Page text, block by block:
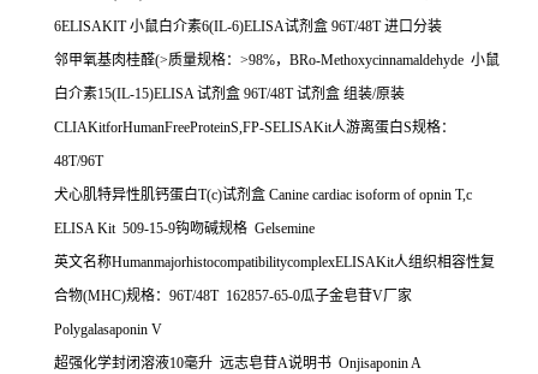
6ELISAKIT小鼠白介素6(IL-6)ELISA试剂盒 96T/48T进口分装
邻甲氧基肉桂醛(>质量规格： >98%， BRo-Methoxycinnamaldehyde 小鼠
白介素15(IL-15)ELISA试剂盒 96T/48T试剂盒 组装/原装
CLIAKitforHumanFreeProteinS,FP-SELISAKit人游离蛋白S规格：
48T/96T
犬心肌特异性肌钙蛋白T(c)试剂盒 Canine cardiac isoform of opnin T,c
ELISA Kit 509-15-9钩吻碱规格 Gelsemine
英文名称HumanmajorhistocompatibilitycomplexELISAKit人组织相容性复
合物(MHC)规格： 96T/48T 162857-65-0瓜子金皂苷V厂家
Polygalasaponin V
超强化学封闭溶液10毫升 远志皂苷A说明书 Onjisaponin A